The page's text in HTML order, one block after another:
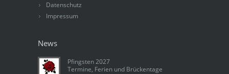
Datenschutz
Impressum
News
Pfingsten 2027
Termine, Ferien und Brückentage